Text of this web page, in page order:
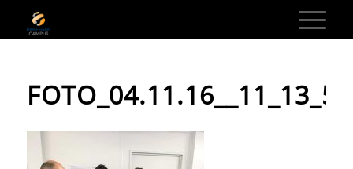
FOTO_04.11.16__11_13_55